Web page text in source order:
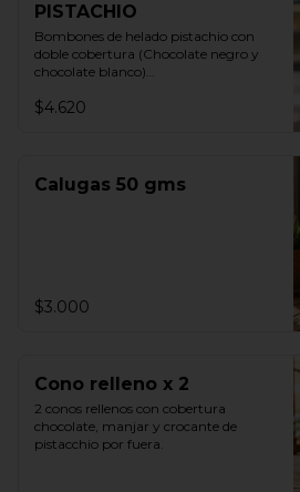
PISTACHIO
Bombones de helado pistachio con
doble cobertura (Chocolate negro y
chocolate blanco)
15 unidades aproximadamente.
$4.620
Calugas 50 gms
$3.000
Cono relleno x 2
2 conos rellenos con cobertura
chocolate, manjar y crocante de
pistacchio por fuera.